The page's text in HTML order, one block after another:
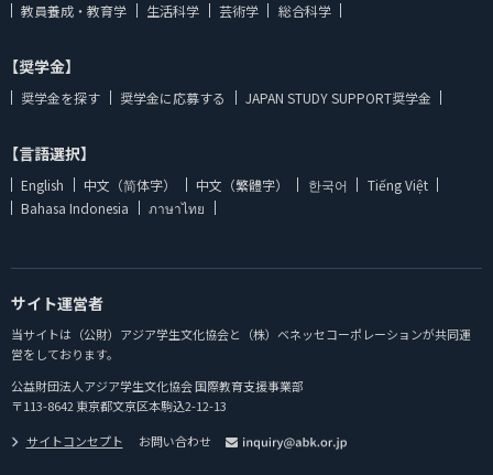
教員養成・教育学
生活科学 芸術学 総合科学
【奨学金】
奨学金を探す 奨学金に応募する JAPAN STUDY SUPPORT奨学金
【言語選択】
English 中文（简体字） 中文（繁體字） 한국어
Tiếng Việt
Bahasa Indonesia
ภาษาไทย
サイト運営者
当サイトは（公財）アジア学生文化協会と（株）ベネッセコーポレーションが共同運
営をしております。
公益財団法人アジア学生文化協会 国際教育支援事業部
〒113-8642 東京都文京区本駒込2-12-13
サイトコンセプト
お問い合わせ